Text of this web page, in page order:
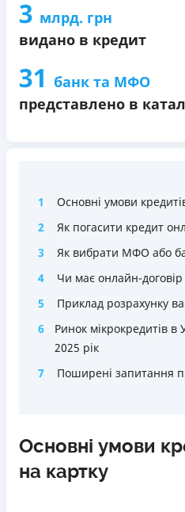
3 млрд. грн
видано в кредит
31 банк та МФО
представлено в
1
Основні умови
2
Як погасити кредит
3
Як вибрати МФО або
4
Чи має онлайн-
5
Приклад розрахунку
6
Ринок мікрокредитів в
2025 рік
7
Поширені запитання
Основні умови
на картку